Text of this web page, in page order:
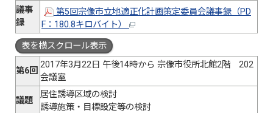
議事
録
第5回宗像市立地適正化計画策定委員会議事録（PD
F：180.8キロバイト）
表を横スクロール表示
第6回
2017年3月22日 午後14時から 宗像市役所北館2階 202
会議室
議題
居住誘導区域の検討
誘導施策・目標設定等の検討